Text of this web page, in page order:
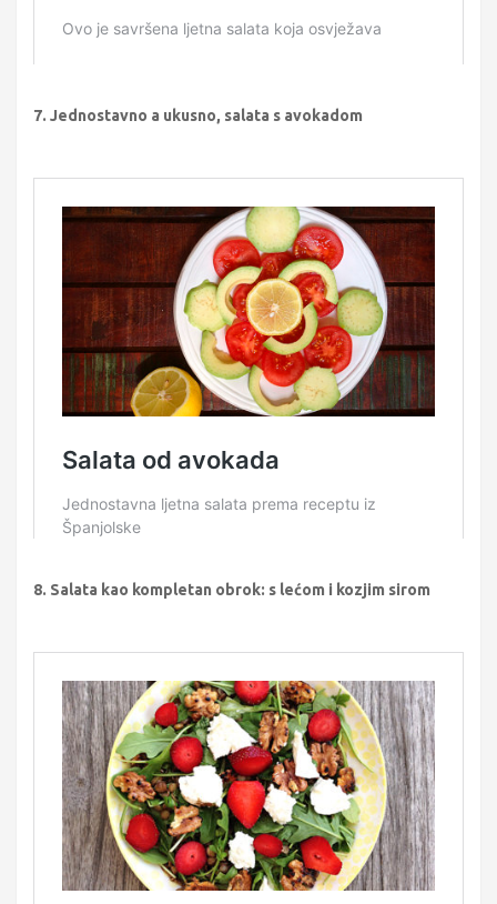
7. Jednostavno a ukusno, salata s avokadom
8. Salata kao kompletan obrok: s lećom i kozjim sirom